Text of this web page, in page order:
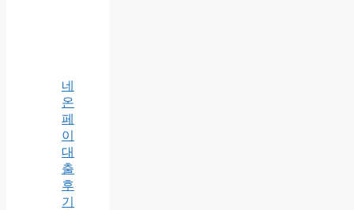
네
온
페
이
대
출
후
기